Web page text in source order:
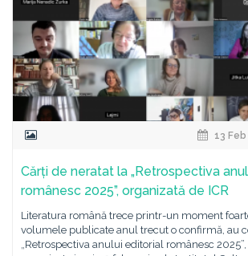
13
Cărți de neratat la „Retrospectiva
românesc 2025”, organizată de ICR
Literatura română trece printr-un moment
volumele publicate anul trecut o confirmă, au
„Retrospectiva anului editorial românesc